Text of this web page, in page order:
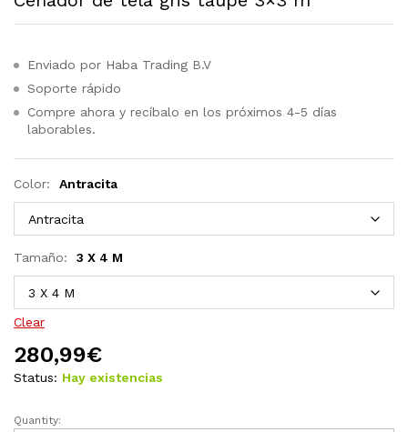
Enviado por Haba Trading B.V
Soporte rápido
Compre ahora y recíbalo en los próximos 4-5 días
laborables.
Color: Antracita
Tamaño: 3 X 4 M
Clear
280,99€
Status: Hay existencias
Cenador
Quantity: